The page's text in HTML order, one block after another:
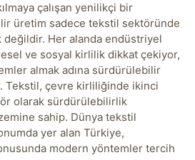
çalışan yenilikçi bir
üretim sadece tekstil sektöründe
Her alanda endüstriyel
ve sosyal kirlilik dikkat çekiyor,
almak adına sürdürülebilir
Tekstil, çevre kirliliğinde ikinci
olarak sürdürülebilirlik
sahip. Dünya tekstil
yer alan Türkiye,
modern yöntemler tercih